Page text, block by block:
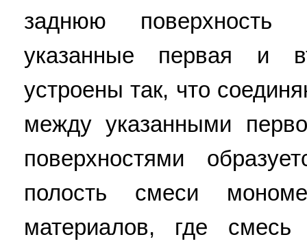
заднюю поверхность
указанные первая и
устроены так, что
между указанными
поверхностями
полость смеси
материалов, где